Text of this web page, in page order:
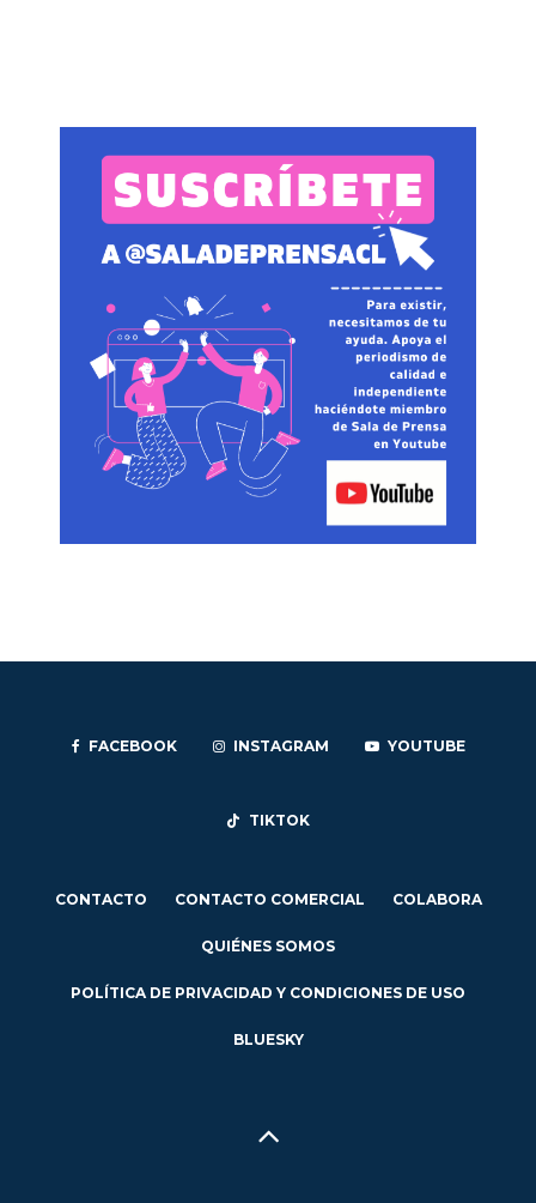
FACEBOOK INSTAGRAM YOUTUBE
TIKTOK
CONTACTO CONTACTO COMERCIAL COLABORA
QUIÉNES SOMOS
POLÍTICA DE PRIVACIDAD Y CONDICIONES DE USO
BLUESKY